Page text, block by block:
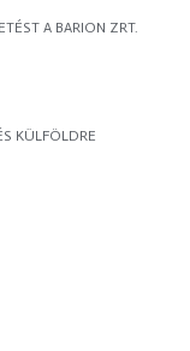
A BARION ZRT.
KÜLFÖLDRE